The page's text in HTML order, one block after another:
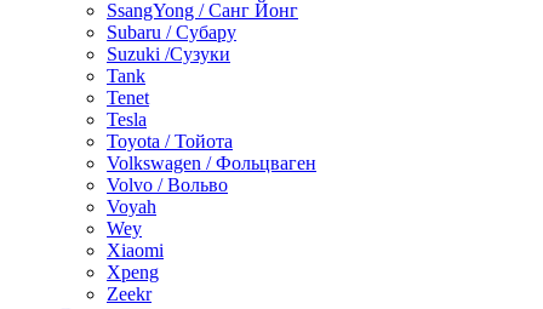
SsangYong / Санг Йонг
Subaru / Субару
Suzuki /Сузуки
Tank
Tenet
Tesla
Toyota / Тойота
Volkswagen / Фольцваген
Volvo / Вольво
Voyah
Wey
Xiaomi
Xpeng
Zeekr